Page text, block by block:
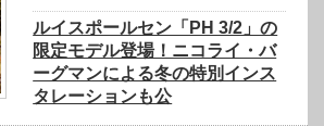
ルイスポールセン「PH 3/2」の
限定モデル登場！ニコライ・バ
ーグマンによる冬の特別インス
タレーションも公